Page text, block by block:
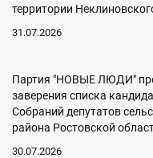
территории
31.07.2026
Партия "НОВЫЕ ЛЮДИ"
заверения списка
Собраний депутатов
района Ростовской
30.07.2026